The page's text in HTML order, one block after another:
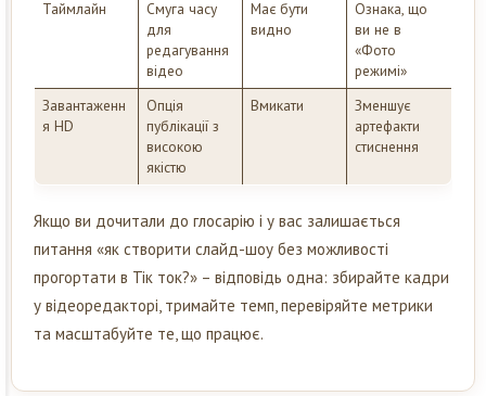
Таймлайн
Смуга часу
для
редагування
відео
Має бути
видно
Ознака, що
ви не в
«Фото
режимі»
Завантаженн
я HD
Опція
публікації з
високою
якістю
Вмикати
Зменшує
артефакти
стиснення
Якщо ви дочитали до глосарію і у вас залишається
питання «як створити слайд-шоу без можливості
прогортати в Тік ток?» – відповідь одна: збирайте кадри
у відеоредакторі, тримайте темп, перевіряйте метрики
та масштабуйте те, що працює.